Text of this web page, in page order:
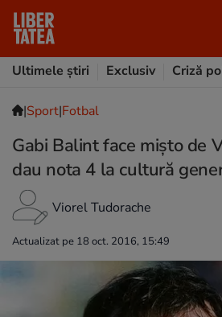
Ultimele știri
Exclusiv Criză
|Sport|Fotbal
Gabi Balint face mișto de
dau nota 4 la cultură
Viorel Tudorache
Actualizat pe 18 oct. 2016, 15:49